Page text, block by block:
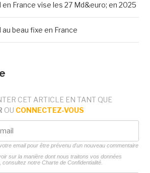
en France vise les 27 Md&euro; en 2025
beau fixe en France
CET ARTICLE EN TANT QUE
OU CONNECTEZ-VOUS
email pour être prévenu d'un nouveau commentaire
sur la manière dont nous traitons vos données
consultez notre Charte de Confidentialité.